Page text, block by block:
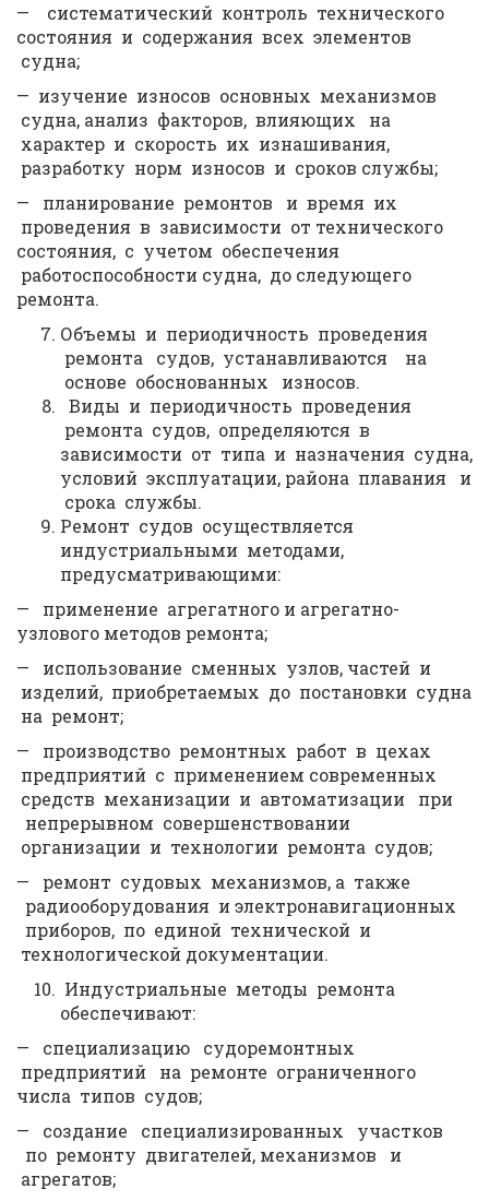
— систематический контроль технического
состояния и содержания всех элементов
судна;
— изучение износов основных механизмов
судна, анализ факторов, влияющих на
характер и скорость их изнашивания,
разработку норм износов и сроков службы;
— планирование ремонтов и время их
проведения в зависимости от технического
состояния, с учетом обеспечения
работоспособности судна, до следующего
ремонта.
Объемы и периодичность проведения
ремонта судов, устанавливаются на
основе обоснованных износов.
Виды и периодичность проведения
ремонта судов, определяются в
зависимости от типа и назначения судна,
условий эксплуатации, района плавания и
срока службы.
Ремонт судов осуществляется
индустриальными методами,
предусматривающими:
— применение агрегатного и агрегатно-
узлового методов ремонта;
— использование сменных узлов, частей и
изделий, приобретаемых до постановки судна
на ремонт;
— производство ремонтных работ в цехах
предприятий с применением современных
средств механизации и автоматизации при
непрерывном совершенствовании
организации и технологии ремонта судов;
— ремонт судовых механизмов, а также
радиооборудования и электронавигационных
приборов, по единой технической и
технологической документации.
Индустриальные методы ремонта
обеспечивают:
— специализацию судоремонтных
предприятий на ремонте ограниченного
числа типов судов;
— создание специализированных участков
по ремонту двигателей, механизмов и
агрегатов;